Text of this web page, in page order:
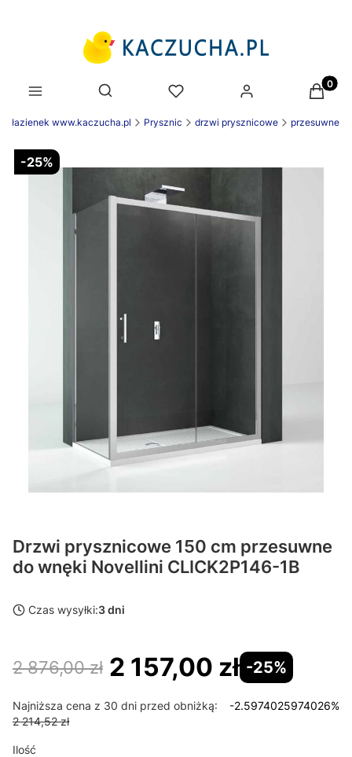
Otwórz wyszukiwarkę
łazienek www.kaczucha.pl Prysznic drzwi prysznicowe przesuwne
-25%
Drzwi prysznicowe 150 cm przesuwne
do wnęki Novellini CLICK2P146-1B
Czas wysyłki:3 dni
2 876,00 zł 2 157,00 zł -25%
Najniższa cena z 30 dni przed obniżką:
2 214,52 zł
-2.5974025974026%
Ilość